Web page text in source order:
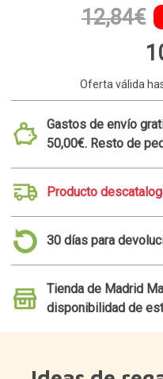
12,84€
Oferta válida
Gastos de envío
50,00€. Resto de
Producto
30 días para
Tienda de Madrid
disponibilidad de